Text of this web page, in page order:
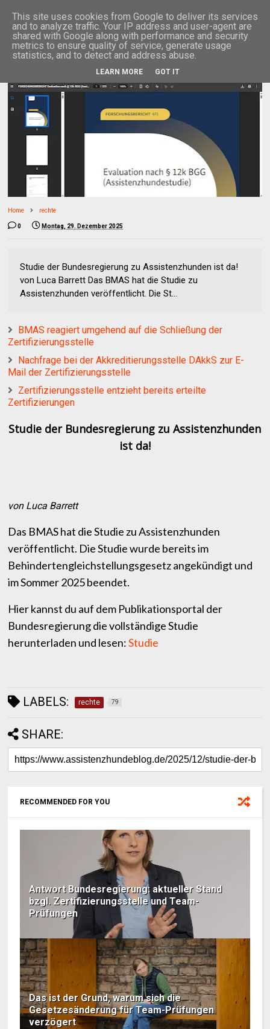
Home rechte
0 Montag, 29. Dezember 2025
Studie der Bundesregierung zu Assistenzhunden ist da!
von Luca Barrett Das BMAS hat die Studie zu
Assistenzhunden veröffentlicht. Die St...
BMAS reagiert umgehend auf die Schließung der
Zertifizierungsstelle
Nachfrage bei der Akkreditierungsstelle DAkkS zur E-
Mail der Zertifizierungsstelle
Zertifizierungsstelle entzieht bereits erteilte
Zertifizierungen
Studie der Bundesregierung zu Assistenzhunden
ist da!
von Luca Barrett
Das BMAS hat die Studie zu Assistenzhunden
veröffentlicht. Die Studie wurde bereits im
Behindertengleichstellungsgesetz angekündigt und
im Sommer 2025 beendet.
Hier kannst du auf dem Publikationsportal der
Bundesregierung die vollständige Studie
herunterladen und lesen:Studie
LABELS: rechte 79
SHARE:
RECOMMENDED FOR YOU
Antwort Bundesregierung: aktueller Stand
bzgl. Zertifizierungsstelle und Team-
Prüfungen
Das ist der Grund, warum sich die
Gesetzesänderung für Team-Prüfungen
verzögert
This site uses cookies from Google to deliver its services
and to analyze traffic. Your IP address and user-agent are
shared with Google along with performance and security
metrics to ensure quality of service, generate usage
statistics, and to detect and address abuse.
LEARN MORE GOT IT